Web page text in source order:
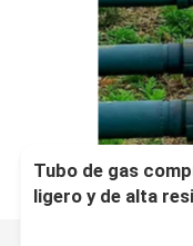
Tubo de gas
ligero y de alta